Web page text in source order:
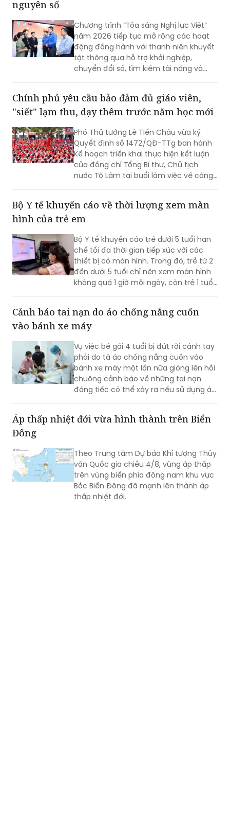
nguyên số
Chương trình “Tỏa sáng Nghị lực Việt”
năm 2026 tiếp tục mở rộng các hoạt
động đồng hành với thanh niên khuyết
tật thông qua hỗ trợ khởi nghiệp,
chuyển đổi số, tìm kiếm tài năng và
định bản lĩnh và khát vọng cống hiến
của người trẻ khuyết tật.
Chính phủ yêu cầu bảo đảm đủ giáo viên,
"siết" lạm thu, dạy thêm trước năm học mới
Phó Thủ tướng Lê Tiến Châu vừa ký
Quyết định số 1472/QĐ-TTg ban hành
Kế hoạch triển khai thực hiện kết luận
của đồng chí Tổng Bí thư, Chủ tịch
nước Tô Lâm tại buổi làm việc về công
số 71-NQ/TW của Bộ Chính trị về đột
phá phát triển giáo dục và đào tạo (Kế
Bộ Y tế khuyến cáo về thời lượng xem màn
hình của trẻ em
Bộ Y tế khuyến cáo trẻ dưới 5 tuổi hạn
chế tối đa thời gian tiếp xúc với các
thiết bị có màn hình. Trong đó, trẻ từ 2
đến dưới 5 tuổi chỉ nên xem màn hình
không quá 1 giờ mỗi ngày, còn trẻ 1 tuổi
Cảnh báo tai nạn do áo chống nắng cuốn
vào bánh xe máy
Vụ việc bé gái 4 tuổi bị đứt rời cánh tay
phải do tà áo chống nắng cuốn vào
bánh xe máy một lần nữa gióng lên hồi
chuông cảnh báo về những tai nạn
đáng tiếc có thể xảy ra nếu sử dụng áo
Áp thấp nhiệt đới vừa hình thành trên Biển
Đông
Theo Trung tâm Dự báo Khí tượng Thủy
văn Quốc gia chiều 4/8, vùng áp thấp
trên vùng biển phía đông nam khu vực
Bắc Biển Đông đã mạnh lên thành áp
thấp nhiệt đới.